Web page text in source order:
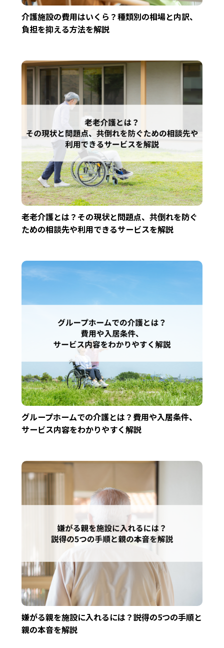
介護施設の費用はいくら？種類別の相場と内訳、
負担を抑える方法を解説
老老介護とは？その現状と問題点、共倒れを防ぐ
ための相談先や利用できるサービスを解説
グループホームでの介護とは？費用や入居条件、
サービス内容をわかりやすく解説
嫌がる親を施設に入れるには？説得の5つの手順と
親の本音を解説